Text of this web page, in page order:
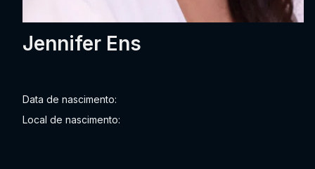
Jennifer Ens
Data de nascimento:
Local de nascimento: